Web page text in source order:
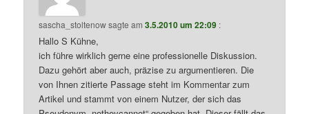
sascha_stoltenowsagte am3.5.2010 um 22:09 :
Hallo S Kühne,
ich führe wirklich gerne eine professionelle Diskussion.
Dazu gehört aber auch, präzise zu argumentieren. Die
von Ihnen zitierte Passage steht im Kommentar zum
Artikel und stammt von einem Nutzer, der sich das